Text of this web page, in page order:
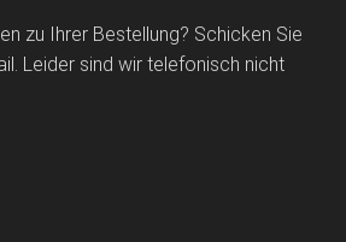
zu Ihrer Bestellung? Schicken Sie
Leider sind wir telefonisch nicht